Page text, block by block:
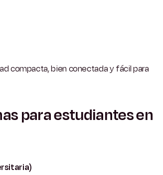
compacta, bien conectada y fácil para
para estudiantes en